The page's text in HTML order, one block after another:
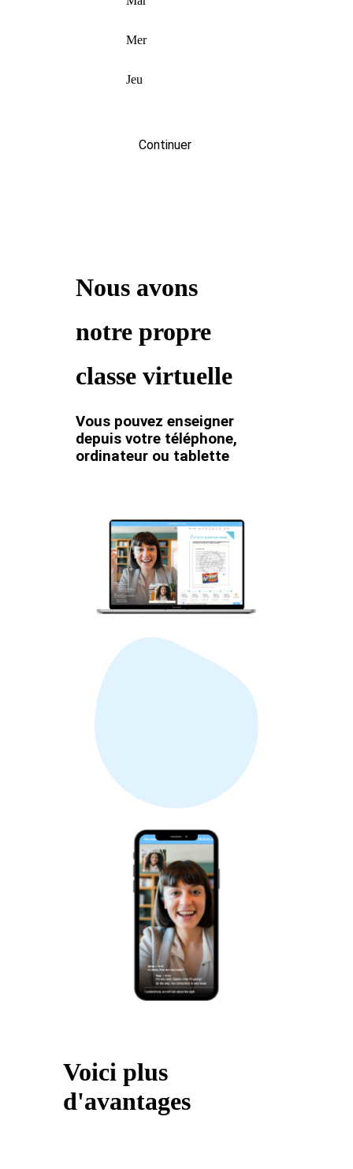
Mer
Jeu
Continuer
Nous avons
notre propre
classe virtuelle
Vous pouvez enseigner
depuis votre téléphone,
ordinateur ou tablette
Voici plus
d'avantages